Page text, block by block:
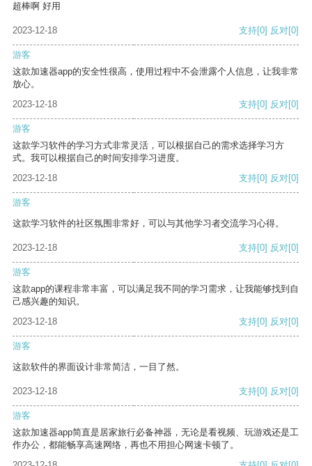
超棒啊 好用
2023-12-18 支持[0] 反对[0]
游客
这款加速器app的安全性很高，使用过程中不会泄露个人信息，让我非常
放心。
2023-12-18
支持[0] 反对[0]
游客
这款学习软件的学习方式非常灵活，可以根据自己的需求选择学习方
式。我可以根据自己的时间安排学习进度。
2023-12-18
支持[0] 反对[0]
游客
这款学习软件的社区氛围非常好，可以与其他学习者交流学习心得。
2023-12-18 支持[0] 反对[0]
游客
这款app的课程非常丰富，可以满足我不同的学习需求，让我能够找到自
己感兴趣的知识。
2023-12-18
支持[0] 反对[0]
游客
这款软件的界面设计非常简洁，一目了然。
2023-12-18 支持[0] 反对[0]
游客
这款加速器app简直是居家旅行必备神器，无论是看视频、玩游戏还是工
作办公，都能畅享高速网络，再也不用担心网速卡顿了。